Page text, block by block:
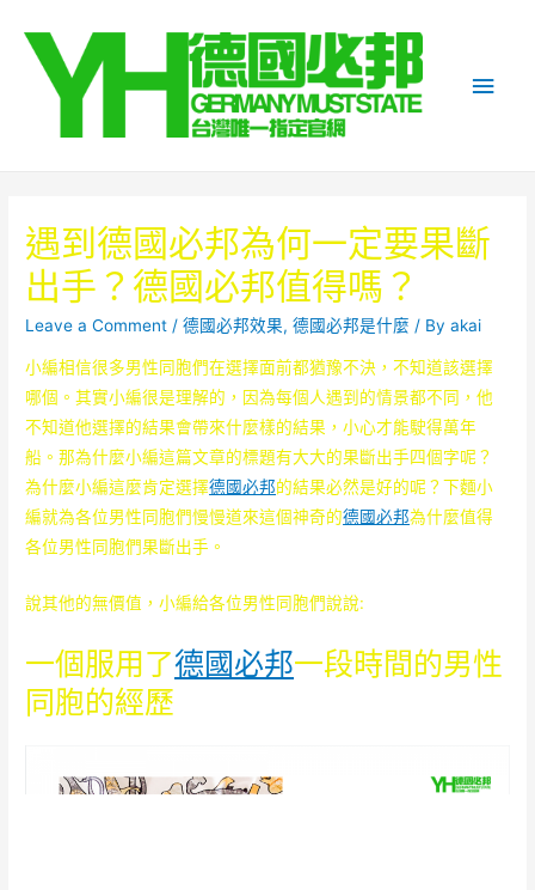
Main
遇到德國必邦為何一定要果斷
出手？德國必邦值得嗎？
Leave a Comment /德國必邦效果,德國必邦是什麼 / Byakai
小編相信很多男性同胞們在選擇面前都猶豫不決，不知道該選擇
哪個。其實小編很是理解的，因為每個人遇到的情景都不同，他
不知道他選擇的結果會帶來什麼樣的結果，小心才能駛得萬年
船。那為什麼小編這篇文章的標題有大大的果斷出手四個字呢？
為什麼小編這麼肯定選擇德國必邦的結果必然是好的呢？下麵小
編就為各位男性同胞們慢慢道來這個神奇的德國必邦為什麼值得
各位男性同胞們果斷出手。
說其他的無價值，小編給各位男性同胞們說說:
一個服用了德國必邦一段時間的男性
同胞的經歷